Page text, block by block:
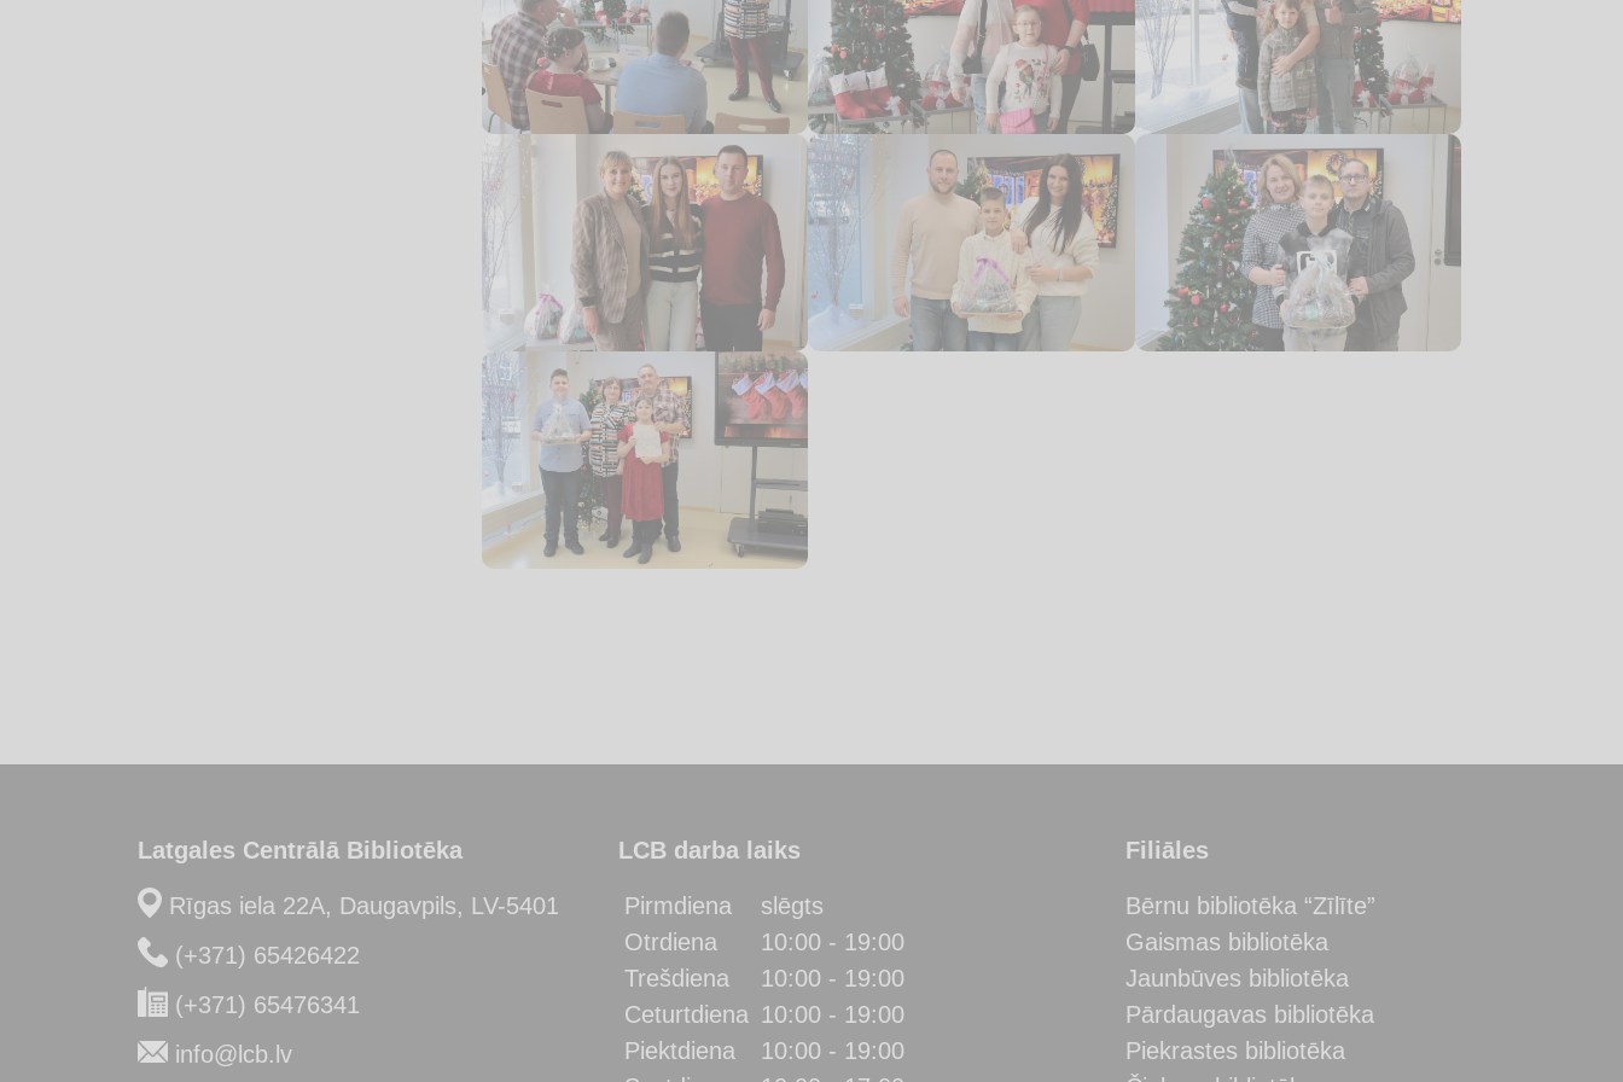
Latgales Centrālā Bibliotēka
Rīgas iela 22A, Daugavpils, LV-5401
(+371) 65426422
(+371) 65476341
info@lcb.lv
LCB darba laiks
Pirmdiena
slēgts
Otrdiena
10:00 - 19:00
Trešdiena
10:00 - 19:00
Ceturtdiena 10:00 - 19:00
Piektdiena
10:00 - 19:00
Filiāles
Bērnu bibliotēka “Zīlīte”
Gaismas bibliotēka
Jaunbūves bibliotēka
Pārdaugavas bibliotēka
Piekrastes bibliotēka